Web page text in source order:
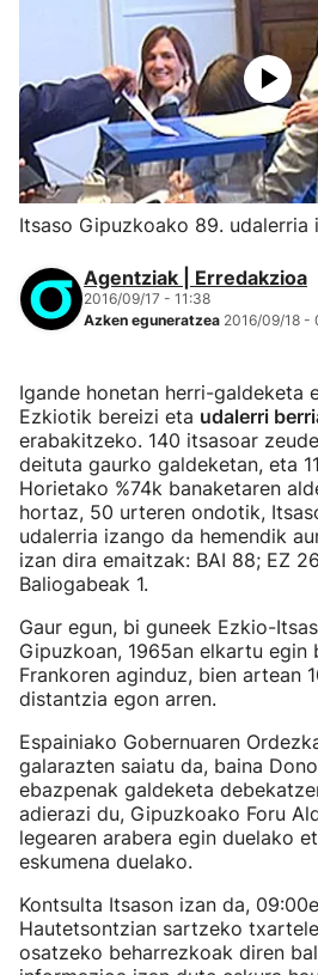
Itsaso Gipuzkoako 89. udalerria
Agentziak | Erredakzioa
2016/09/17 - 11:38
Azken eguneratzea 2016/09/18 -
Igande honetan herri-galdeketa
Ezkiotik bereizi eta udalerri
erabakitzeko. 140 itsasoar
deituta gaurko galdeketan, eta
Horietako %74k banaketaren
hortaz, 50 urteren ondotik,
udalerria izango da hemendik
izan dira emaitzak: BAI 88; EZ
Baliogabeak 1.
Gaur egun, bi guneek Ezkio-
Gipuzkoan, 1965an elkartu egin
Frankoren aginduz, bien artean
distantzia egon arren.
Espainiako Gobernuaren
galarazten saiatu da, baina
ebazpenak galdeketa
adierazi du, Gipuzkoako Foru
legearen arabera egin duelako
eskumena duelako.
Kontsulta Itsason izan da,
Hautetsontzian sartzeko
osatzeko beharrezkoak diren